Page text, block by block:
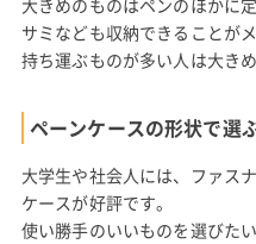
大きめのものはペンのほかに
サミなども収納できることが
持ち運ぶものが多い人は大き
ペーンケースの形状で選
大学生や社会人には、ファス
ケースが好評です。
使い勝手のいいものを選びた